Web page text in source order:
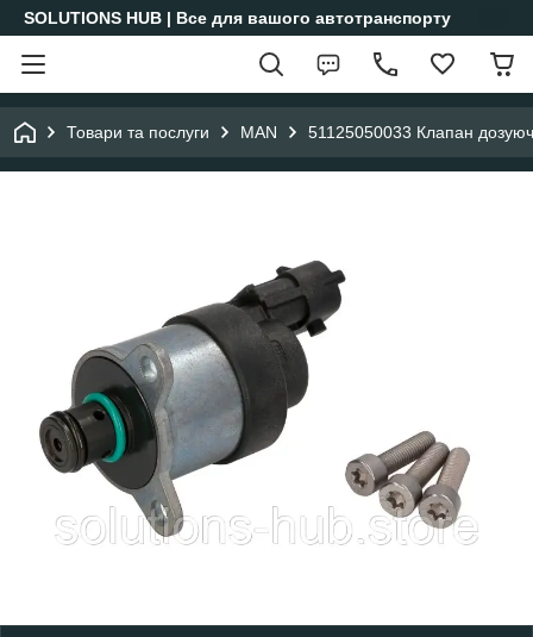
SOLUTIONS HUB | Все для вашого автотранспорту
Товари та послуги MAN 51125050033 Клапан